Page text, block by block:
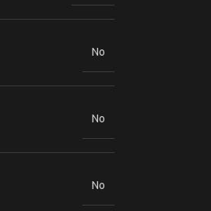
No
No
No